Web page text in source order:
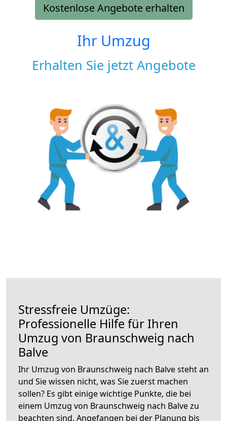
Kostenlose Angebote erhalten
Ihr Umzug
Erhalten Sie jetzt Angebote
Stressfreie Umzüge:
Professionelle Hilfe für Ihren
Umzug von Braunschweig nach
Balve
Ihr Umzug von Braunschweig nach Balve steht an
und Sie wissen nicht, was Sie zuerst machen
sollen? Es gibt einige wichtige Punkte, die bei
einem Umzug von Braunschweig nach Balve zu
beachten sind. Angefangen bei der Planung bis